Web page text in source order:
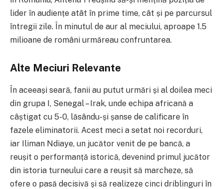
lider în audiențe atât în prime time, cât și pe parcursul
întregii zile. În minutul de aur al meciului, aproape 1.5
milioane de români urmăreau confruntarea.
Alte Meciuri Relevante
În aceeași seară, fanii au putut urmări și al doilea meci
din grupa I, Senegal – Irak, unde echipa africană a
câștigat cu 5-0, lăsându-și șanse de calificare în
fazele eliminatorii. Acest meci a setat noi recorduri,
iar Iliman Ndiaye, un jucător venit de pe bancă, a
reușit o performanță istorică, devenind primul jucător
din istoria turneului care a reușit să marcheze, să
ofere o pasă decisivă și să realizeze cinci driblinguri în